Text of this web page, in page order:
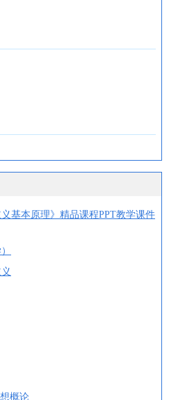
基本原理》精品课程PPT教学课件
概论